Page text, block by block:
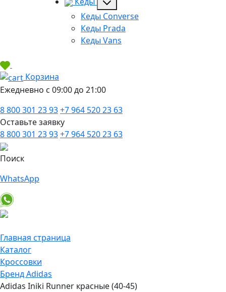
Кеды Converse
Кеды Prada
Кеды Vans
Корзина
Ежедневно с 09:00 до 21:00
8 800 301 23 93+7 964 520 23 63
Оставьте заявку
8 800 301 23 93+7 964 520 23 63
Поиск
WhatsApp
Главная страница
Каталог
Кроссовки
Бренд Adidas
Adidas Iniki Runner красные (40-45)